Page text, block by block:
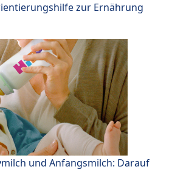
zur Ernährung
und Anfangsmilch: Darauf